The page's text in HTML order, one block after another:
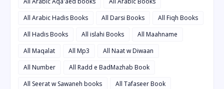
All Arabic Hadis Books
All Darsi Books
All Fiqh Books
All Hadis Books
All islahi Books
All Maahname
All Maqalat
All Mp3
All Naat w Diwaan
All Number
All Radd e BadMazhab Book
All Seerat w Sawaneh books
All Tafaseer Book